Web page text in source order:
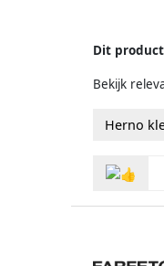
Dit
Bekijk
Herno